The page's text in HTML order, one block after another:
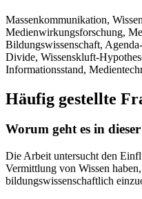
Massenkommunikation,
Medienwirkungsforschung,
Bildungswissenschaft,
Divide, Wissenskluft-
Informationsstand,
Häufig gestellte
Worum geht es in
Die Arbeit untersucht den
Vermittlung von Wissen
bildungswissenschaftlich